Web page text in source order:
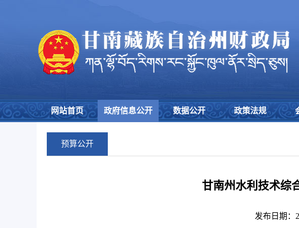
网站首页 政府信息公开 数据公开 政策法规
预算公开
甘南州水利技术综
发布日期：